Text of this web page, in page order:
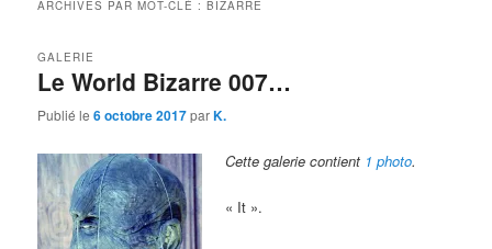
ARCHIVES PAR MOT-CLÉ :BIZARRE
Le World Bizarre 007…
GALERIE
Publié le6 octobre 2017parK.
Cette galerie contient 1 photo.
« It ».